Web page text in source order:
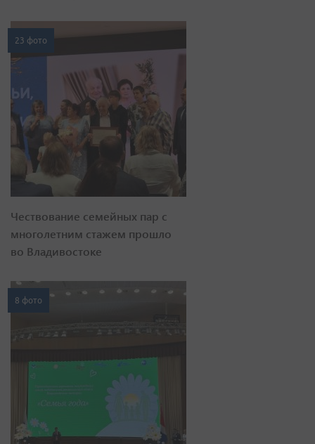
23 фото
Чествование семейных пар с
многолетним стажем прошло
во Владивостоке
8 фото